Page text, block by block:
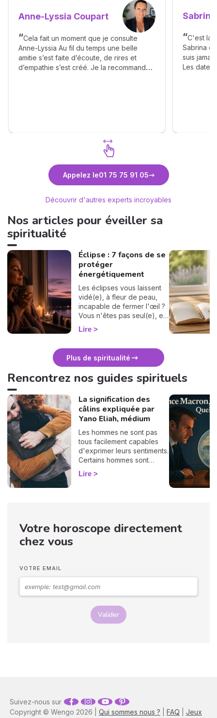
Anne-Lyssia Coupart
Cela fait un moment que je consulte
Anne-Lyssia Au fil du temps une belle
amitie s’est faite d’écoute, de rires et
d’empathie s’est créé. Je la recommande
Découvrez Anne-Lyssia Coupart
C'est la
Sabrina
suis
Les
Appelez le01 75 75 91 05
Découvrir d'autres experts incroyables
Nos articles pour éveiller sa
spiritualité
Éclipse : 7 façons de se
protéger
énergétiquement
Les éclipses vous laissent
vidé(e), à fleur de peau,
incapable de fermer l'œil ?
Vous n'êtes pas seul(e), et
surtout : ça se traverse en
douceur. Voici 7 gestes
énergétiquement et
intérieur. 🛡️🌒
Lire
Plus de spiritualité
Rencontrez nos guides spirituels
La signification des
câlins expliquée par
Yano Eliah, médium
Les hommes ne sont pas
tous facilement capables
d'exprimer leurs sentiments.
Certains hommes sont
habitués à contrôler leurs
sentiments, par conséquent
langage corporel, vous
pouvez déchiffrer ses
Lire
Votre horoscope directement
chez vous
VOTRE EMAIL
Valider
Copyright © Wengo 2026 | Qui sommes nous ? FAQ Jeux
Suivez-nous sur